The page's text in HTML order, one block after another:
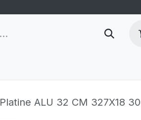
Platine ALU 32 CM 327X18